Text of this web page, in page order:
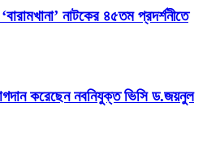
নাটকের ৪৫তম প্রদর্শনীতে
করেছেন নবনিযুক্ত ভিসি ড.জয়নুল